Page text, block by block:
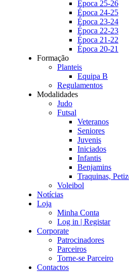
Época 25-26
Época 24-25
Época 23-24
Época 22-23
Época 21-22
Época 20-21
Formação
Planteis
Equipa B
Regulamentos
Modalidades
Judo
Futsal
Veteranos
Seniores
Juvenis
Iniciados
Infantis
Benjamins
Traquinas,
Voleibol
Notícias
Loja
Minha Conta
Log in | Registar
Corporate
Patrocinadores
Parceiros
Torne-se Parceiro
Contactos